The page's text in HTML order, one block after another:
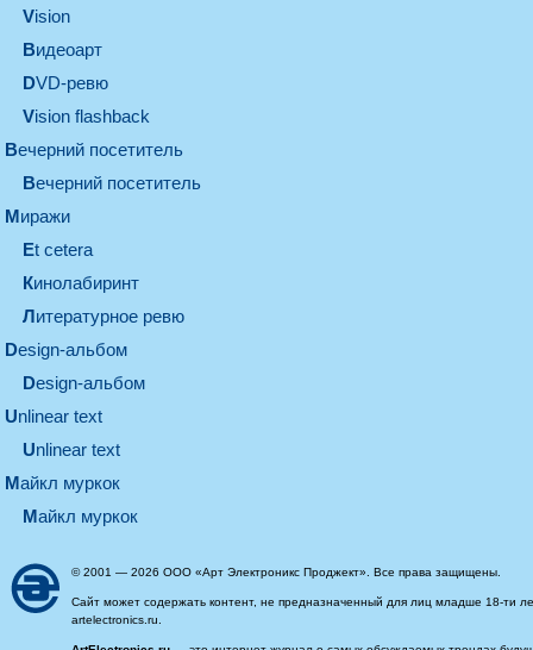
vision
видеоарт
DVD-ревю
Vision flashback
вечерний посетитель
вечерний посетитель
миражи
et cetera
кинолабиринт
литературное ревю
design-альбом
design-альбом
unlinear text
Unlinear text
майкл муркок
майкл муркок
© 2001 — 2026 ООО «Арт Электроникс Проджект». Все права защищены.
Сайт может содержать контент, не предназначенный для лиц младше 18-ти
artelectronics.ru.